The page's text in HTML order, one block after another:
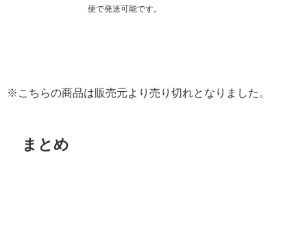
便で発送可能です。
※こちらの商品は販売元より売り切れとなりました。
まとめ